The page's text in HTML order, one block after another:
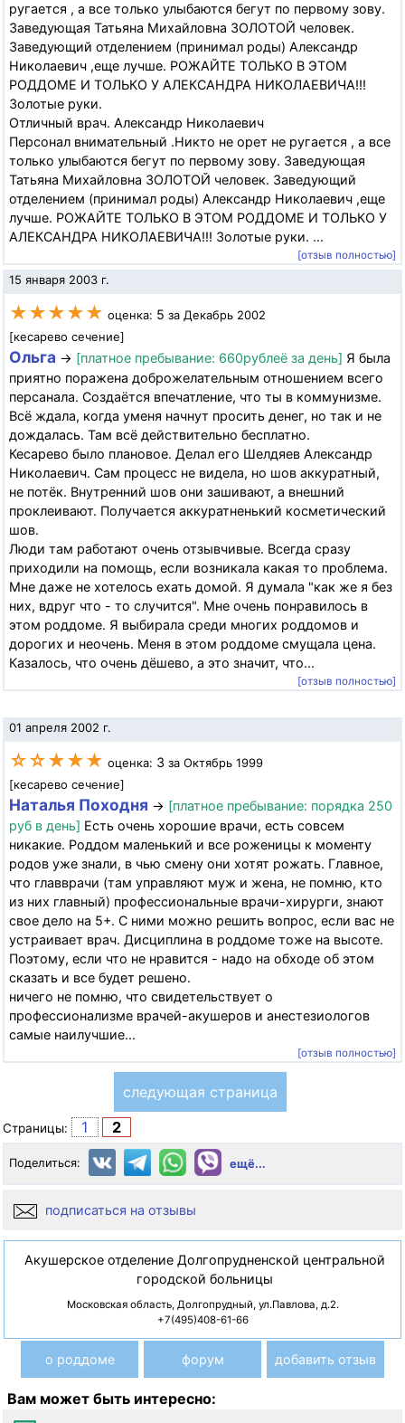
ругается , а все только улыбаются бегут по первому зову.
Заведующая Татьяна Михайловна ЗОЛОТОЙ человек.
Заведующий отделением (принимал роды) Александр
Николаевич ,еще лучше. РОЖАЙТЕ ТОЛЬКО В ЭТОМ
РОДДОМЕ И ТОЛЬКО У АЛЕКСАНДРА НИКОЛАЕВИЧА!!!
Золотые руки.
Отличный врач. Александр Николаевич
Персонал внимательный .Никто не орет не ругается , а все
только улыбаются бегут по первому зову. Заведующая
Татьяна Михайловна ЗОЛОТОЙ человек. Заведующий
отделением (принимал роды) Александр Николаевич ,еще
лучше. РОЖАЙТЕ ТОЛЬКО В ЭТОМ РОДДОМЕ И ТОЛЬКО У
АЛЕКСАНДРА НИКОЛАЕВИЧА!!! Золотые руки. ...
[отзыв полностью]
15 января 2003 г.
★★★★★ оценка: 5 за Декабрь 2002
[кесарево сечение]
Ольга → [платное пребывание: 660рублеё за день] Я была
приятно поражена доброжелательным отношением всего
персанала. Создаётся впечатление, что ты в коммунизме.
Всё ждала, когда уменя начнут просить денег, но так и не
дождалась. Там всё действительно бесплатно.
Кесарево было плановое. Делал его Шелдяев Александр
Николаевич. Сам процесс не видела, но шов аккуратный,
не потёк. Внутренний шов они зашивают, а внешний
проклеивают. Получается аккуратненький косметический
шов.
Люди там работают очень отзывчивые. Всегда сразу
приходили на помощь, если возникала какая то проблема.
Мне даже не хотелось ехать домой. Я думала "как же я без
них, вдруг что - то случится". Мне очень понравилось в
этом роддоме. Я выбирала среди многих роддомов и
дорогих и неочень. Меня в этом роддоме смущала цена.
Казалось, что очень дёшево, а это значит, что...
[отзыв полностью]
01 апреля 2002 г.
☆☆★★★ оценка: 3 за Октябрь 1999
[кесарево сечение]
Наталья Походня → [платное пребывание: порядка 250
руб в день] Есть очень хорошие врачи, есть совсем
никакие. Роддом маленький и все роженицы к моменту
родов уже знали, в чью смену они хотят рожать. Главное,
что главврачи (там управляют муж и жена, не помню, кто
из них главный) профессиональные врачи-хирурги, знают
свое дело на 5+. С ними можно решить вопрос, если вас не
устраивает врач. Дисциплина в роддоме тоже на высоте.
Поэтому, если что не нравится - надо на обходе об этом
сказать и все будет решено.
ничего не помню, что свидетельствует о
профессионализме врачей-акушеров и анестезиологов
самые наилучшие...
[отзыв полностью]
следующая страница
Страницы: 1 2
Поделиться: ещё...
подписаться на отзывы
Акушерское отделение Долгопрудненской центральной
городской больницы
Московская область, Долгопрудный, ул.Павлова, д.2.
+7(495)408-61-66
о роддоме форум добавить отзыв
Вам может быть интересно: